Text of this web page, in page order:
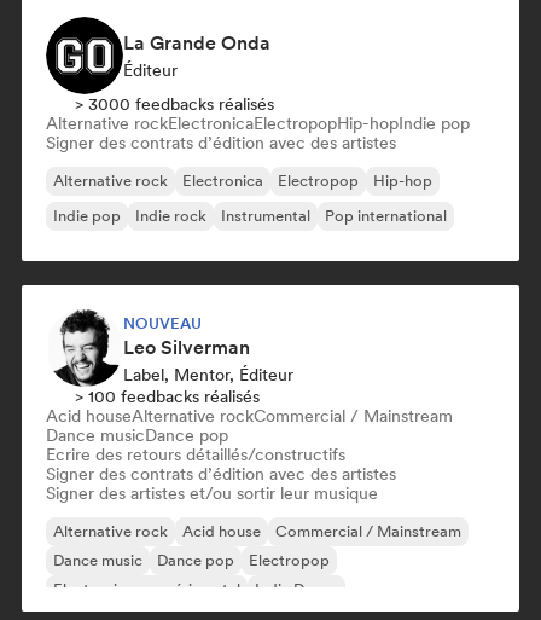
La Grande Onda
Éditeur
> 3000 feedbacks réalisés
Alternative rockElectronicaElectropopHip-hopIndie pop
Signer des contrats d’édition avec des artistes
Alternative rock Electronica Electropop
Hip-hop
Indie pop
Indie rock Instrumental Pop international
NOUVEAU
Leo Silverman
Label, Mentor, Éditeur
> 100 feedbacks réalisés
Acid houseAlternative rockCommercial / Mainstream
Dance musicDance pop
Ecrire des retours détaillés/constructifs
Signer des contrats d’édition avec des artistes
Signer des artistes et/ou sortir leur musique
Alternative rock Acid house
Commercial / Mainstream
Dance music
Dance pop
Electropop
Electronique expérimental
Indie Dance